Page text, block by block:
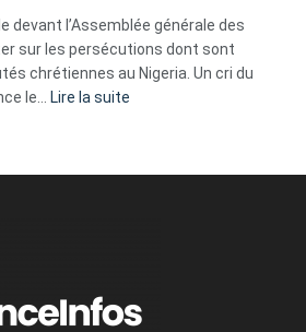
ses
tripes »
devant l’Assemblée générale des
sur les persécutions dont sont
chrétiennes au Nigeria. Un cri du
le… Lire la suite
Nigeria,